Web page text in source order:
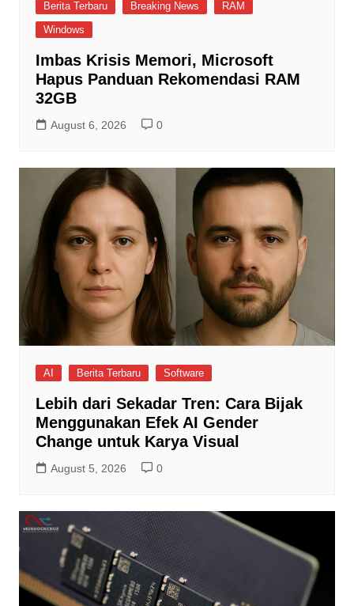
Berita Terbaru Breaking News
RAM
Windows
Imbas Krisis Memori, Microsoft
Hapus Panduan Rekomendasi RAM
32GB
August 6, 2026 0
AI Berita Terbaru Software
Lebih dari Sekadar Tren: Cara Bijak
Menggunakan Efek AI Gender
Change untuk Karya Visual
August 5, 2026 0